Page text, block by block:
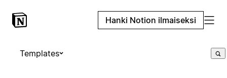
Hanki Notion ilmaiseksi
Templates